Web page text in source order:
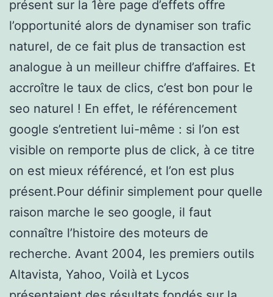
présent sur la 1ère page d’effets offre
l’opportunité alors de dynamiser son trafic
naturel, de ce fait plus de transaction est
analogue à un meilleur chiffre d’affaires. Et
accroître le taux de clics, c’est bon pour le
seo naturel ! En effet, le référencement
google s’entretient lui-même : si l’on est
visible on remporte plus de click, à ce titre
on est mieux référencé, et l’on est plus
présent.Pour définir simplement pour quelle
raison marche le seo google, il faut
connaître l’histoire des moteurs de
recherche. Avant 2004, les premiers outils
Altavista, Yahoo, Voilà et Lycos